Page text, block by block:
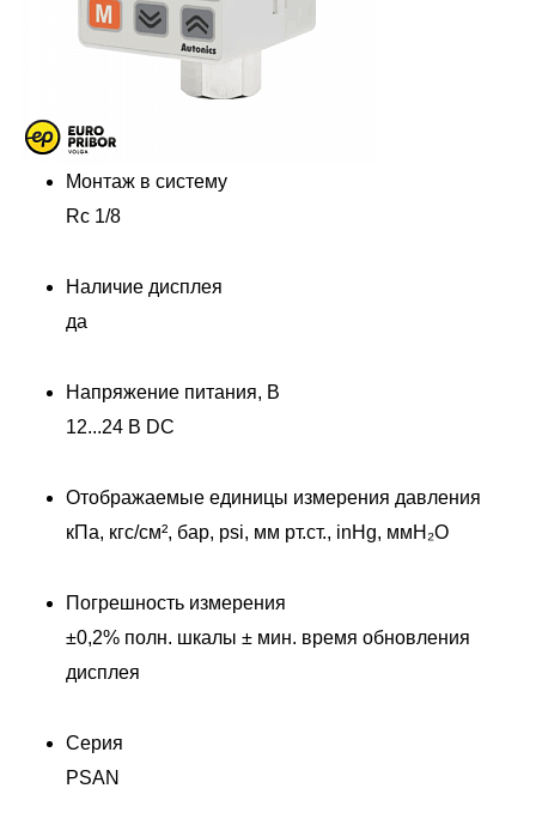
Монтаж в систему
Rc 1/8
Наличие дисплея
да
Напряжение питания, В
12...24 В DC
Отображаемые единицы измерения давления
кПа, кгс/см², бар, psi, мм рт.ст., inHg, ммH₂O
Погрешность измерения
±0,2% полн. шкалы ± мин. время обновления
дисплея
Серия
PSAN